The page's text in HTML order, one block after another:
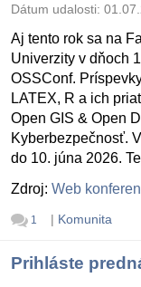
Dátum udalosti:
Aj tento rok sa na
Univerzity v dňoch
OSSConf.
LATEX, R a ich
Open GIS & Open
Kyberbezpečnosť.
do 10. júna 2026.
Zdroj: Web
1 | Komunita
Prihláste